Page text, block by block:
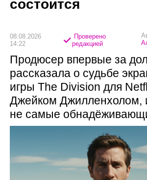
состоится
08.08.2026
14:22
Проверено
редакцией
Продюсер впервые за
рассказала о судьбе
игры The Division для
Джейком Джилленхолом,
не самые